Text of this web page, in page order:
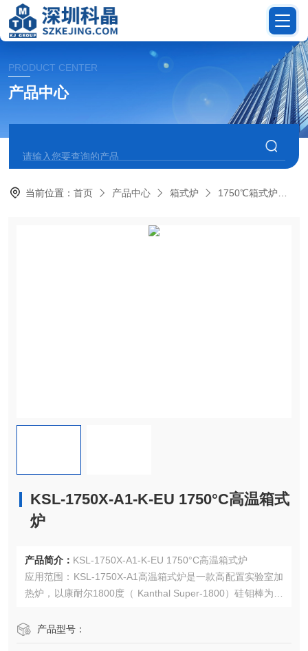
PRODUCT CENTER
产品中心
当前位置：首页 产品中心 箱式炉 1750℃箱式炉
KSL-1750X-A1-K-EU 1750°C高温箱式
炉
产品简介： KSL-1750X-A1-K-EU 1750°C高温箱式炉
应用范围：KSL-1750X-A1高温箱式炉是一款高配置实验室加
热炉，以康耐尔1800度（ Kanthal Super-1800）硅钼棒为加
炉体内全部采用通过UL认证及TUV认证的电子元件，符合欧
产品型号：